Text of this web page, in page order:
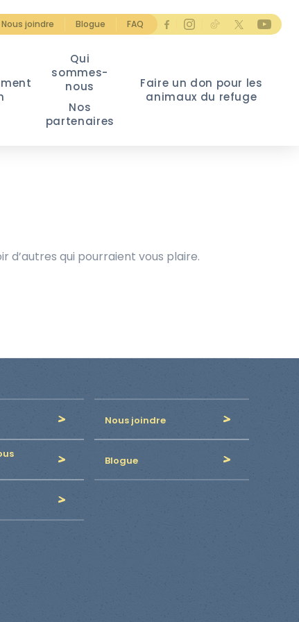
Nous joindre Blogue FAQ
Qui
sommes-
nous
Nos
partenaires
Faire un don pour les
animaux du refuge
d’autres qui pourraient vous plaire.
Nous joindre
Blogue